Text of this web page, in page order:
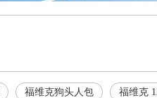
福维克狗头人包 福维克